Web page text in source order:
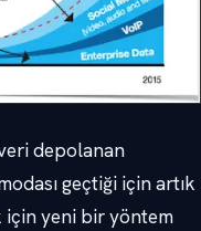
depolanan
geçtiği için artık
için yeni bir yöntem